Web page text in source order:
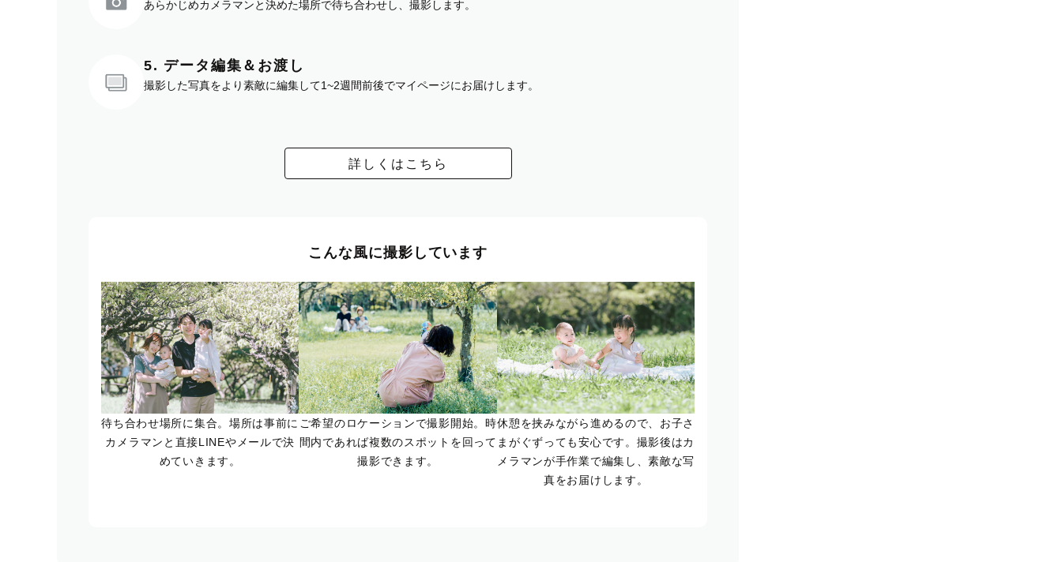
あらかじめカメラマンと決めた場所で待ち合わせし、撮影します。
5. データ編集＆お渡し
撮影した写真をより素敵に編集して1~2週間前後でマイページにお届けします。
詳しくはこちら
こんな風に撮影しています
待ち合わせ場所に集合。場所は事前に
カメラマンと直接LINEやメールで決
めていきます。
ご希望のロケーションで撮影開始。時
間内であれば複数のスポットを回って
撮影できます。
休憩を挟みながら進めるので、お子さ
まがぐずっても安心です。撮影後はカ
メラマンが手作業で編集し、素敵な写
真をお届けします。